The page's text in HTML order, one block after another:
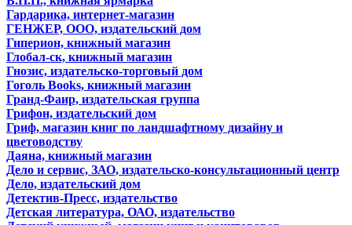
Гардарика, интернет-магазин
ГЕНЖЕР, ООО, издательский дом
Гиперион, книжный магазин
Глобал-ск, книжный магазин
Гнозис, издательско-торговый дом
Гоголь Books, книжный магазин
Гранд-Фаир, издательская группа
Грифон, издательский дом
Гриф, магазин книг по ландшафтному дизайну и
цветоводству
Даяна, книжный магазин
Дело и сервис, ЗАО, издательско-консультационный центр
Дело, издательский дом
Детектив-Пресс, издательство
Детская литература, ОАО, издательство